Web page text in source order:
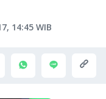
14:45 WIB